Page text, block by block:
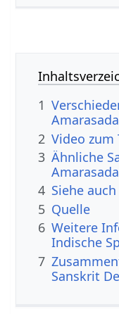
1
2 Video zum
3 Ähnliche
4 Siehe auch
5 Quelle
6 Weitere
Indische
7
Sanskrit